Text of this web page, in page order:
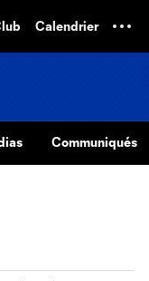
Calendrier
Communiqués